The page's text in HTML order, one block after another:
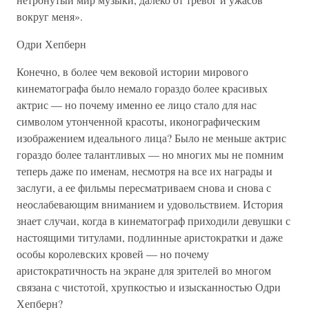
вокруг меня».
Одри Хепберн
Конечно, в более чем вековой истории мирового
кинематографа было немало гораздо более красивых
актрис — но почему именно ее лицо стало для нас
символом утонченной красоты, иконографическим
изображением идеального лица? Было не меньше актрис
гораздо более талантливых — но многих мы не помним
теперь даже по именам, несмотря на все их награды и
заслуги, а ее фильмы пересматриваем снова и снова с
неослабевающим вниманием и удовольствием. История
знает случаи, когда в кинематограф приходили девушки с
настоящими титулами, подлинные аристократки и даже
особы королевских кровей — но почему
аристократичность на экране для зрителей во многом
связана с чистотой, хрупкостью и изысканностью Одри
Хепберн?